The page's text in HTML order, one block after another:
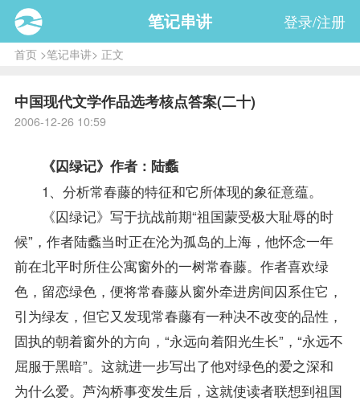
笔记串讲 登录/注册
首页>笔记串讲> 正文
中国现代文学作品选考核点答案(二十)
2006-12-26 10:59
《囚绿记》作者：陆蠡
1、分析常春藤的特征和它所体现的象征意蕴。
《囚绿记》写于抗战前期“祖国蒙受极大耻辱的时
候”，作者陆蠡当时正在沦为孤岛的上海，他怀念一年
前在北平时所住公寓窗外的一树常春藤。作者喜欢绿
色，留恋绿色，便将常春藤从窗外牵进房间囚系住它，
引为绿友，但它又发现常春藤有一种决不改变的品性，
固执的朝着窗外的方向，“永远向着阳光生长”，“永远不
屈服于黑暗”。这就进一步写出了他对绿色的爱之深和
为什么爱。芦沟桥事变发生后，这就使读者联想到祖国